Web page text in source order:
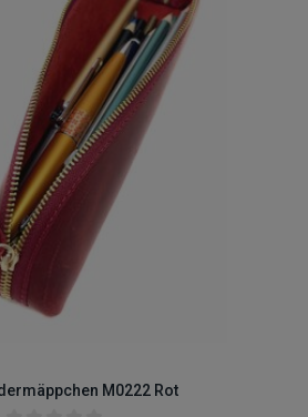
M0222 Rot